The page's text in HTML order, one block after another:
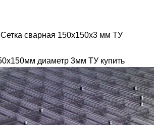
Сетка сварная 150х150х3 мм ТУ